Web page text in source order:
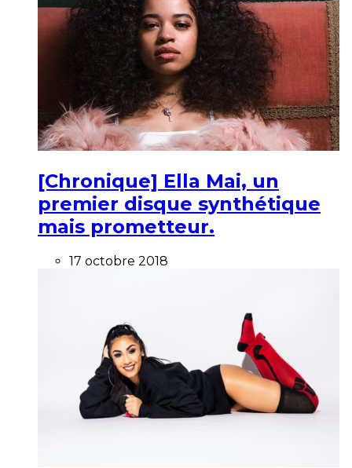
[Chronique] Ella Mai, un
premier disque synthétique
mais prometteur.
17 octobre 2018